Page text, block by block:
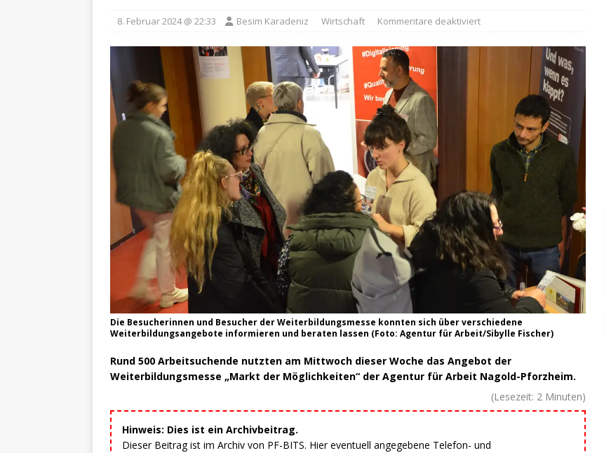
8. Februar 2024 @ 22:33 Besim Karadeniz Wirtschaft Kommentare deaktiviert
Die Besucherinnen und Besucher der Weiterbildungsmesse konnten sich über verschiedene
Weiterbildungsangebote informieren und beraten lassen (Foto: Agentur für Arbeit/Sibylle Fischer)
Rund 500 Arbeitsuchende nutzten am Mittwoch dieser Woche das Angebot der
Weiterbildungsmesse „Markt der Möglichkeiten“ der Agentur für Arbeit Nagold-Pforzheim.
(Lesezeit: 2 Minuten)
Hinweis: Dies ist ein Archivbeitrag.
Dieser Beitrag ist im Archiv von PF-BITS. Hier eventuell angegebene Telefon- und